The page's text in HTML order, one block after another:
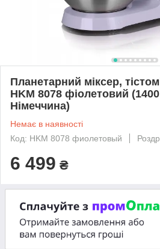
Планетарний міксер,
HKM 8078 фіолетовий
Німеччина)
Немає в наявності
Код: HKM 8078 фиолетовый
6 499 ₴